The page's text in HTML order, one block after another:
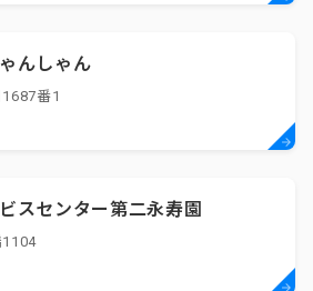
んしゃん
番1
スセンター第二永寿園